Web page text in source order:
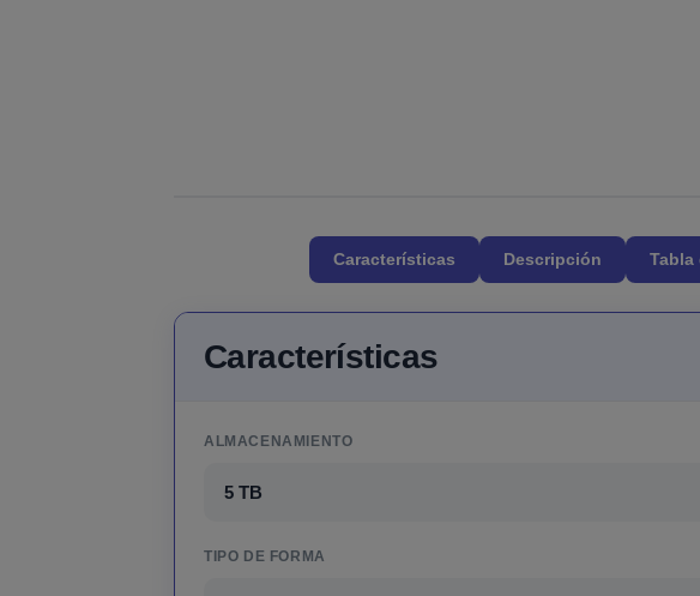
Características Descripción Tabla
Características
ALMACENAMIENTO
5 TB
TIPO DE FORMA